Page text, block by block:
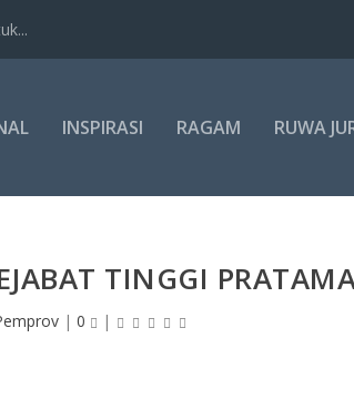
INSPIRASI RAGAM RUWA
TINGGI
| 0 |